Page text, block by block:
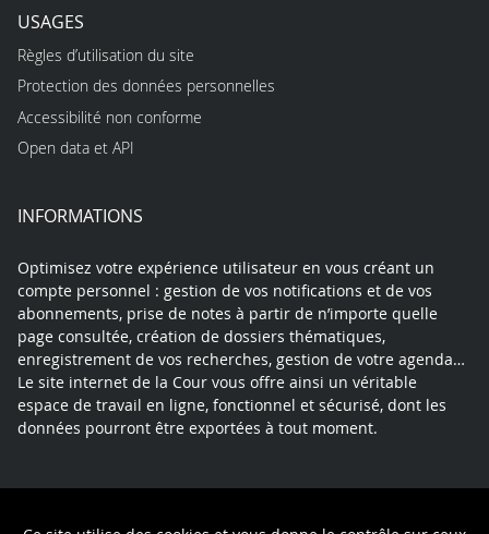
USAGES
Règles d’utilisation du site
Protection des données personnelles
Accessibilité non conforme
Open data et API
INFORMATIONS
Optimisez votre expérience utilisateur en vous créant un
compte personnel : gestion de vos notifications et de vos
abonnements, prise de notes à partir de n’importe quelle
page consultée, création de dossiers thématiques,
enregistrement de vos recherches, gestion de votre agenda…
Le site internet de la Cour vous offre ainsi un véritable
espace de travail en ligne, fonctionnel et sécurisé, dont les
données pourront être exportées à tout moment.